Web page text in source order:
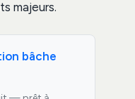
majeurs.
bâche